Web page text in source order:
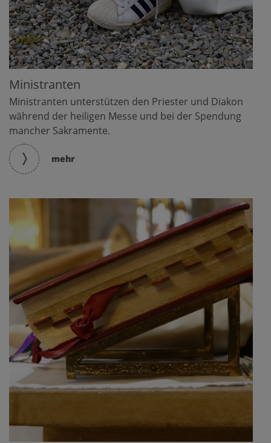
Ministranten
Ministranten unterstützen den Priester und Diakon
während der heiligen Messe und bei der Spendung
mancher Sakramente.
mehr